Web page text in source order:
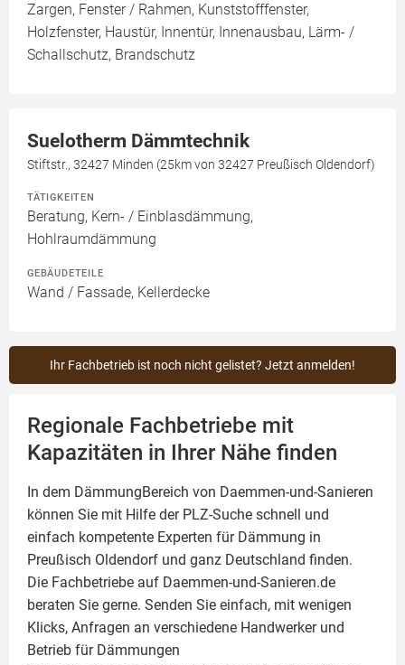
Zargen, Fenster / Rahmen, Kunststofffenster,
Holzfenster, Haustür, Innentür, Innenausbau, Lärm- /
Schallschutz, Brandschutz
Suelotherm Dämmtechnik
Stiftstr., 32427 Minden (25km von 32427 Preußisch Oldendorf)
TÄTIGKEITEN
Beratung, Kern- / Einblasdämmung,
Hohlraumdämmung
GEBÄUDETEILE
Wand / Fassade, Kellerdecke
Ihr Fachbetrieb ist noch nicht gelistet? Jetzt anmelden!
Regionale Fachbetriebe mit
Kapazitäten in Ihrer Nähe finden
In dem DämmungBereich von Daemmen-und-Sanieren
können Sie mit Hilfe der PLZ-Suche schnell und
einfach kompetente Experten für Dämmung in
Preußisch Oldendorf und ganz Deutschland finden.
Die Fachbetriebe auf Daemmen-und-Sanieren.de
beraten Sie gerne. Senden Sie einfach, mit wenigen
Klicks, Anfragen an verschiedene Handwerker und
Betrieb für Dämmungen